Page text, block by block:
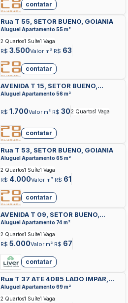
contatar
Rua T 55, SETOR BUENO, GOIANIA
Aluguel Apartamento 55 m²
R$ 3.500Valor m² R$ 63
2 Quartos1 Suíte1 Vaga
contatar
AVENIDA T 15, SETOR BUENO,
GOIANIA
Aluguel Apartamento 56 m²
R$ 1.700Valor m² R$ 302 Quartos1 Vaga
contatar
Rua T 53, SETOR BUENO, GOIANIA
Aluguel Apartamento 65 m²
R$ 4.000Valor m² R$ 61
2 Quartos1 Suíte1 Vaga
contatar
AVENIDA T 09, SETOR BUENO,
GOIANIA
Aluguel Apartamento 74 m²
R$ 5.000Valor m² R$ 67
2 Quartos1 Suíte1 Vaga
contatar
Rua T 37 ATE 4085 LADO IMPAR,
SETOR BUENO, GOIANIA
Aluguel Apartamento 69 m²
2 Quartos1 Suíte1 Vaga